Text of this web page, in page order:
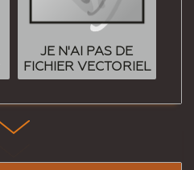
JE N'AI PAS DE
FICHIER VECTORIEL